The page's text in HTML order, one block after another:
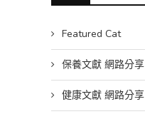
Featured Cat
保養文獻 網路分享
健康文獻 網路分享